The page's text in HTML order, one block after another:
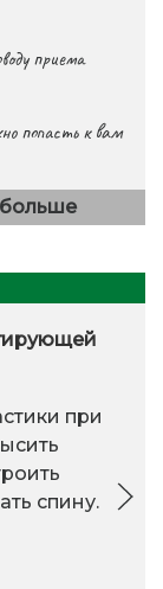
приема
попасть к вам
при
спину.